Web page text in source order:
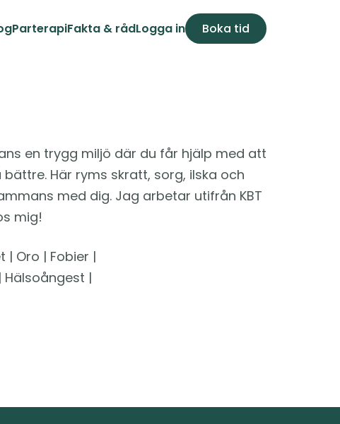
ParterapiFakta & rådLogga in Boka tid
en trygg miljö där du får hjälp med att
Här ryms skratt, sorg, ilska och
med dig. Jag arbetar utifrån KBT
mig!
| Oro | Fobier |
Hälsoångest |